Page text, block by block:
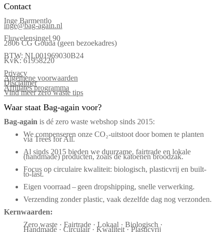
Contact
Inge Barmentlo
inge@bag-again.nl
Fluwelensingel 90
2806 CG Gouda (geen bezoekadres)
BTW: NL001969030B24
KvK: 61958220
Privacy
Algemene voorwaarden
Disclaimer
Affiliates programma
Vind meer zero waste tips
Waar staat Bag-again voor?
Bag‑again is dé zero waste webshop sinds 2015:
We compenseren onze CO₂-uitstoot door bomen te planten
via Trees for All.
Al sinds 2015 bieden we duurzame, fairtrade en lokale
(handmade) producten, zoals de katoenen broodzak.
Focus op circulaire kwaliteit: biologisch, plasticvrij en built-
to-last.
Eigen voorraad – geen dropshipping, snelle verwerking.
Verzending zonder plastic, vaak dezelfde dag nog verzonden.
Kernwaarden:
Zero waste · Fairtrade · Lokaal · Biologisch ·
Handmade · Circulair · Kwaliteit · Plasticvrij